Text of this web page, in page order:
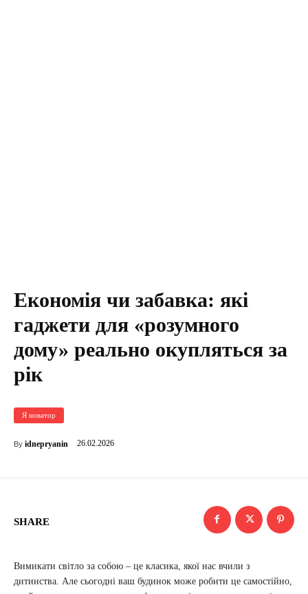
Економія чи забавка: які
гаджети для «розумного
дому» реально окупляться за
рік
Я новатор
By idnepryanin 26.02.2026
SHARE
Вимикати світло за собою – це класика, якої нас вчили з
дитинства. Але сьогодні ваш будинок може робити це самостійно,